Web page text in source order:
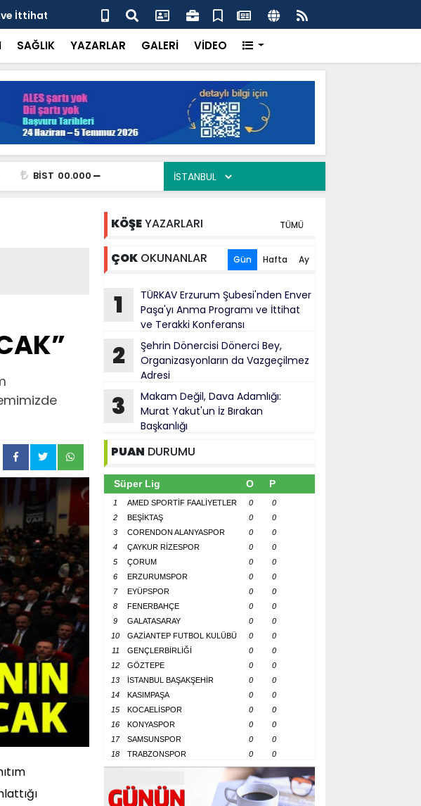
İttihat
Şehrin Dönercisi Dönerci Bey, Organizasyonların da Vazgeçilmez
Adresi
SAĞLIK YAZARLAR GALERİ VİDEO
BİST 00.000
KÖŞEYAZARLARI TÜMÜ
ÇOKOKUNANLAR Gün Hafta Ay
1
TÜRKAV Erzurum Şubesi'nden Enver
Paşa'yı Anma Programı ve İttihat
ve Terakki Konferansı
2
Şehrin Dönercisi Dönerci Bey,
Organizasyonların da Vazgeçilmez
Adresi
3
Makam Değil, Dava Adamlığı:
Murat Yakut'un İz Bırakan
Başkanlığı
PUAN DURUMU
Süper Lig O P
1 AMED SPORTİF FAALİYETLER 0
0
2
BEŞİKTAŞ 0
0
3
CORENDON ALANYASPOR 0
0
4
ÇAYKUR RİZESPOR 0
0
5
ÇORUM 0
0
6
ERZURUMSPOR 0
0
7
EYÜPSPOR 0
0
8
FENERBAHÇE 0
0
9
GALATASARAY 0
0
10
GAZİANTEP FUTBOL KULÜBÜ 0
0
11
GENÇLERBİRLİĞİ 0
0
12
GÖZTEPE 0
0
13
İSTANBUL BAŞAKŞEHİR 0
0
14
KASIMPAŞA 0
0
15
KOCAELİSPOR 0
0
16
KONYASPOR 0
0
17
SAMSUNSPOR 0
0
18
TRABZONSPOR 0 0